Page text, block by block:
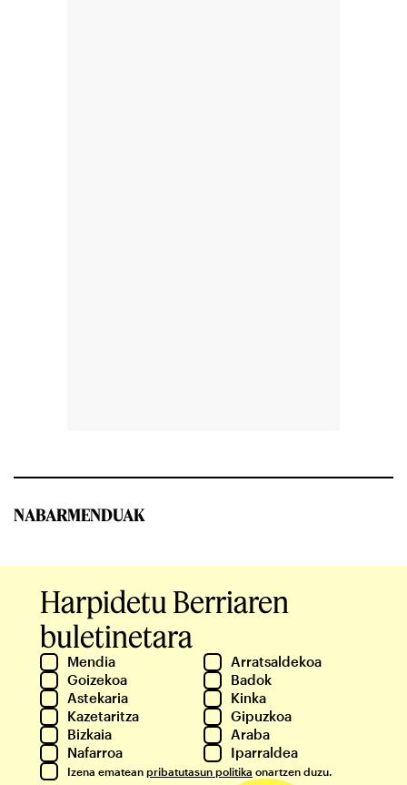
NABARMENDUAK
Harpidetu Berriaren
buletinetara
Mendia
Arratsaldekoa
Goizekoa
Badok
Astekaria
Kinka
Kazetaritza
Gipuzkoa
Bizkaia
Araba
Nafarroa
Iparraldea
Izena ematean pribatutasun politika onartzen duzu.